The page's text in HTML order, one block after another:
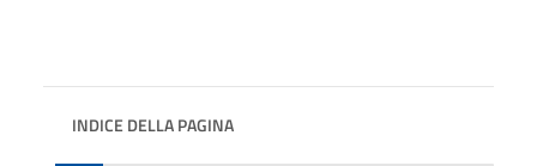
INDICE DELLA PAGINA